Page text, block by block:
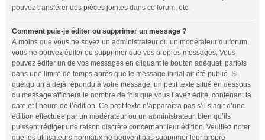
pouvez transférer des pièces jointes dans ce forum, etc.
Comment puis-je éditer ou supprimer un message ?
À moins que vous ne soyez un administrateur ou un modérateur du forum,
vous ne pouvez éditer ou supprimer que vos propres messages. Vous
pouvez éditer un de vos messages en cliquant le bouton adéquat, parfois
dans une limite de temps après que le message initial ait été publié. Si
quelqu’un a déjà répondu à votre message, un petit texte situé en dessous
du message affichera le nombre de fois que vous l’avez édité, contenant la
date et l’heure de l’édition. Ce petit texte n’apparaîtra pas s’il s’agit d’une
édition effectuée par un modérateur ou un administrateur, bien qu’ils
puissent rédiger une raison discrète concernant leur édition. Veuillez noter
que les utilisateurs normaux ne peuvent pas supprimer leur propre